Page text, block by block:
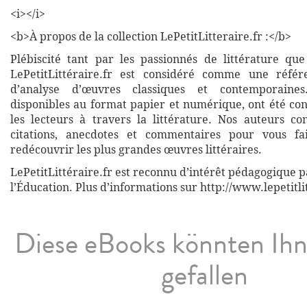
<i></i>
<b>À propos de la collection LePetitLitteraire.fr :</b>
Plébiscité tant par les passionnés de littérature
LePetitLittéraire.fr est considéré comme une
d’analyse d’œuvres classiques et
disponibles au format papier et numérique, ont été
les lecteurs à travers la littérature. Nos auteurs
citations, anecdotes et commentaires pour vous
redécouvrir les plus grandes œuvres littéraires.
LePetitLittéraire.fr est reconnu d’intérêt pédagogique
l’Éducation. Plus d’informations sur http://
Diese eBooks könnten
gefallen